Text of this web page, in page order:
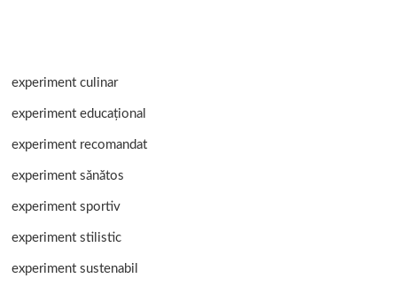
experiment culinar
experiment educațional
experiment recomandat
experiment sănătos
experiment sportiv
experiment stilistic
experiment sustenabil